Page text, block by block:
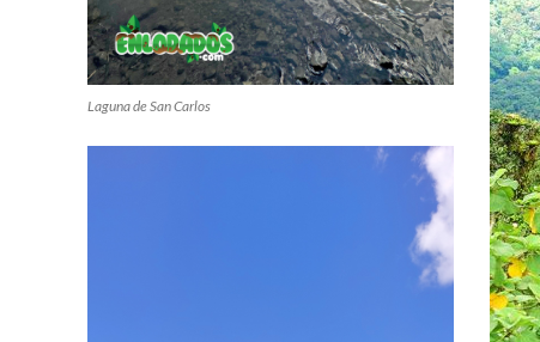
Laguna de San Carlos